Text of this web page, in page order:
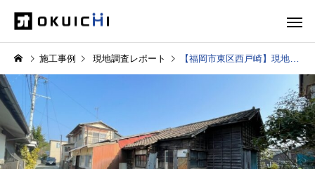
施工事例 現地調査レポート 【福岡市東区西戸崎】現地調査レポート